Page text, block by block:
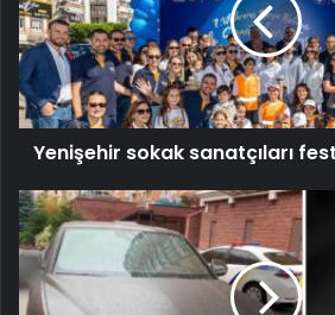
Yenişehir sokak sanatçıları